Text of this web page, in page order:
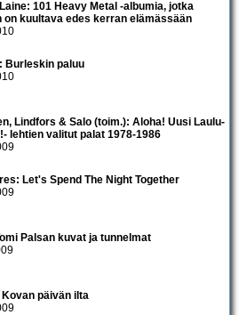
101 Heavy Metal -albumia, jotka
on kuultava edes kerran elämässään
Burleskin paluu
Lindfors & Salo (toim.): Aloha! Uusi Laulu-
lehtien valitut palat 1978-1986
Let's Spend The Night Together
Palsan kuvat ja tunnelmat
päivän ilta